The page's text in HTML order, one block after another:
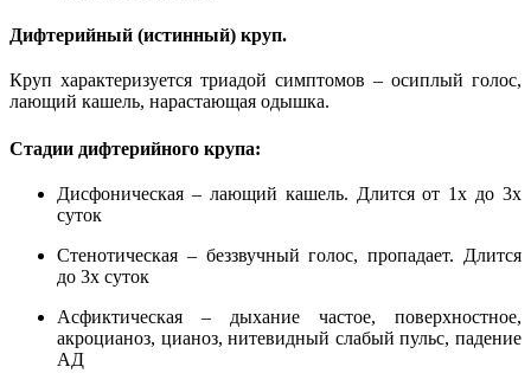
Дифтерийный (истинный) круп.
Круп характеризуется триадой симптомов – осиплый голос,
лающий кашель, нарастающая одышка.
Стадии дифтерийного крупа:
Дисфоническая – лающий кашель. Длится от 1х до 3х
суток
Стенотическая – беззвучный голос, пропадает. Длится
до 3х суток
Асфиктическая – дыхание частое, поверхностное,
акроцианоз, цианоз, нитевидный слабый пульс, падение
АД